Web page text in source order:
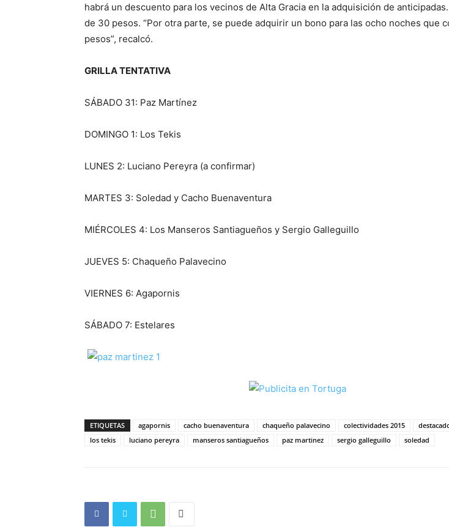
habrá un descuento para los vecinos de Alta Gracia en la adquisición de
de 30 pesos. “Por otra parte, se puede adquirir un bono para las ocho noches que
pesos”, recalcó.
GRILLA TENTATIVA
SÁBADO 31: Paz Martínez
DOMINGO 1: Los Tekis
LUNES 2: Luciano Pereyra (a confirmar)
MARTES 3: Soledad y Cacho Buenaventura
MIÉRCOLES 4: Los Manseros Santiagueños y Sergio Galleguillo
JUEVES 5: Chaqueño Palavecino
VIERNES 6: Agapornis
SÁBADO 7: Estelares
ETIQUETAS agapornis cacho buenaventura chaqueño palavecino colectividades 2015
los tekis
luciano pereyra manseros santiagueños paz martinez sergio galleguillo soledad